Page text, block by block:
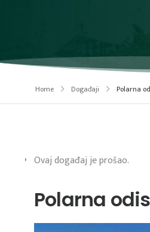
Home Događaji Polarna
Ovaj događaj je prošao.
Polarna